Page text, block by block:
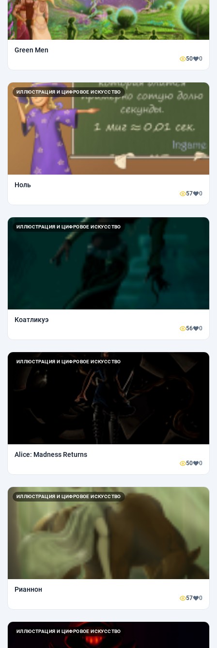
Green Men
50 0
ИЛЛЮСТРАЦИЯ И ЦИФРОВОЕ ИСКУССТВО
Ноль
57 0
ИЛЛЮСТРАЦИЯ И ЦИФРОВОЕ ИСКУССТВО
Коатликуэ
56 0
ИЛЛЮСТРАЦИЯ И ЦИФРОВОЕ ИСКУССТВО
Alice: Madness Returns
50 0
ИЛЛЮСТРАЦИЯ И ЦИФРОВОЕ ИСКУССТВО
Рианнон
57 0
ИЛЛЮСТРАЦИЯ И ЦИФРОВОЕ ИСКУССТВО